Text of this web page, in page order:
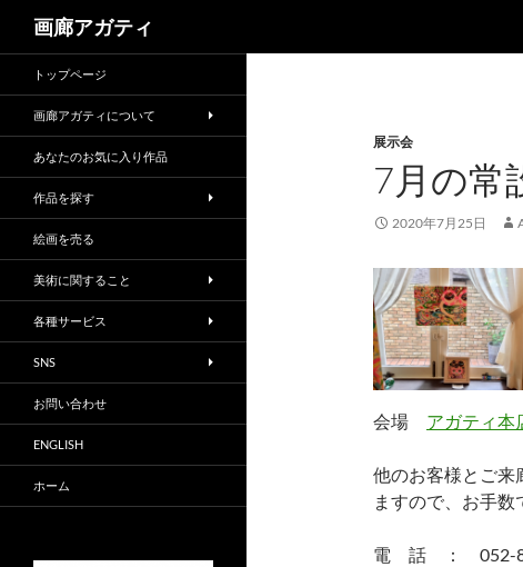
画廊アガティ
展示会
7月の常
2020年7月25日
会場 アガティ本
他のお客様とご来
ますので、お手
電 話 ： 052-
トップページ
画廊アガティについて
あなたのお気に入り作品
作品を探す
絵画を売る
美術に関すること
各種サービス
SNS
お問い合わせ
ENGLISH
ホーム